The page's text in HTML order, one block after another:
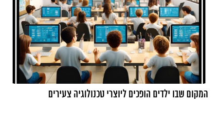
המקום שבו ילדים הופכים ליוצרי טכנולוגיה צעירים